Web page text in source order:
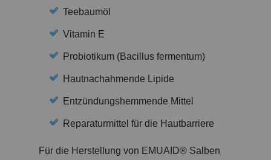
Teebaumöl
Vitamin E
Probiotikum (Bacillus fermentum)
Hautnachahmende Lipide
Entzündungshemmende Mittel
Reparaturmittel für die Hautbarriere
Für die Herstellung von EMUAID® Salben